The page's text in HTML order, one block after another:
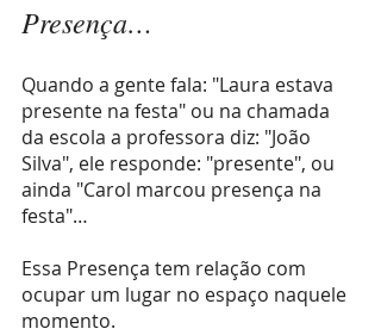
Presença…
Quando a gente fala: "Laura estava
presente na festa" ou na chamada
da escola a professora diz: "João
Silva", ele responde: "presente", ou
ainda "Carol marcou presença na
festa"…
Essa Presença tem relação com
ocupar um lugar no espaço naquele
momento.